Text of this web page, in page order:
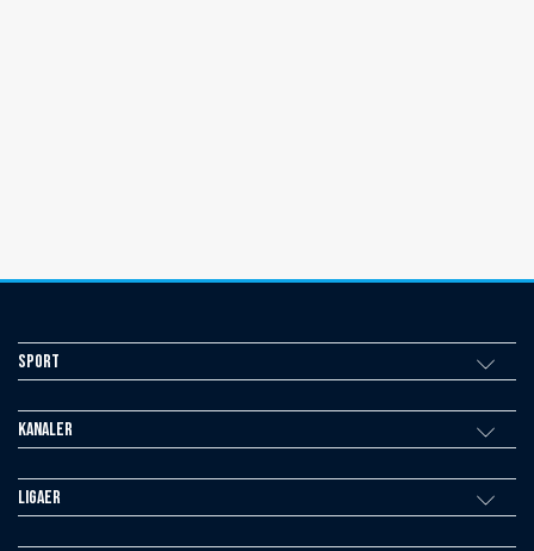
Sport
Kanaler
Ligaer